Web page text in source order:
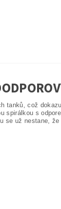
tanků, což
spirálkou s
se už nestane,